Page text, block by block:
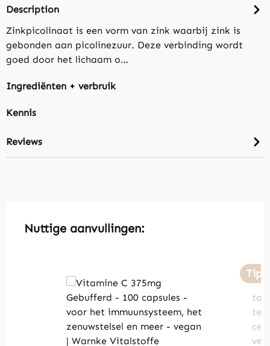
Description
Zinkpicolinaat is een vorm van zink waarbij zink is
gebonden aan picolinezuur. Deze verbinding wordt
goed door het lichaam o…
Ingrediënten + verbruik
Kennis
Reviews
Skip product gallery
Nuttige aanvullingen:
Tip